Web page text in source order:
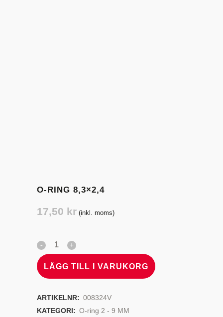
O-RING 8,3×2,4
17,50 kr (inkl. moms)
LÄGG TILL I VARUKORG
ARTIKELNR: 008324V
KATEGORI: O-ring 2 - 9 MM